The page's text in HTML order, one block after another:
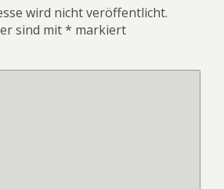
wird nicht veröffentlicht.
sind mit* markiert